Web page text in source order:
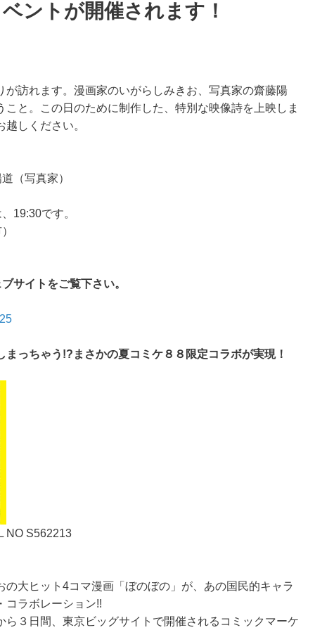
ントが開催されます！
訪れます。漫画家のいがらしみきお、写真家の齋藤陽
と。この日のために制作した、特別な映像詩を上映しま
しください。
（写真家）
19:30です。
サイトをご覧下さい。
っちゃう!?まさかの夏コミケ８８限定コラボが実現！
NO S562213
大ヒット4コマ漫画「ぼのぼの」が、あの国民的キャラ
コラボレーション!!
３日間、東京ビッグサイトで開催されるコミックマーケ